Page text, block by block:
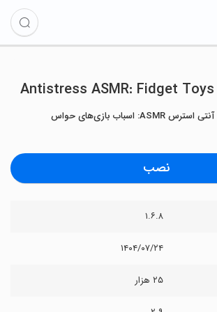
Antistress ASMR: Fidget Toys
آنتی استرس ASMR: اسباب بازی‌های حواس
نصب
۱.۶.۸
۱۴۰۴/۰۷/۲۴
۲۵ هزار